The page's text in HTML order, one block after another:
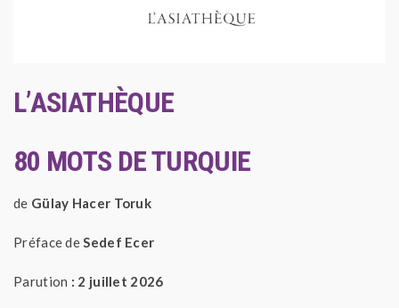
L’ASIATHÈQUE
80 MOTS DE TURQUIE
de Gülay Hacer Toruk
Préface deSedef Ecer
Parution : 2 juillet 2026